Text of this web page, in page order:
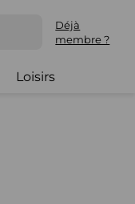
Déjà
membre ?
Loisirs